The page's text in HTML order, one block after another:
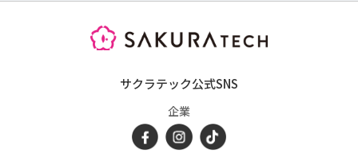
サクラテック公式SNS
企業